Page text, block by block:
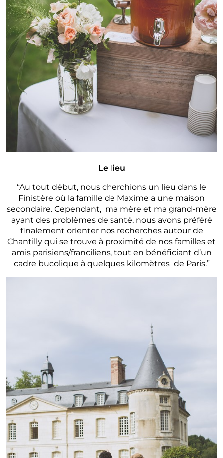
Le lieu
“Au tout début, nous cherchions un lieu dans le
Finistère où la famille de Maxime a une maison
secondaire. Cependant, ma mère et ma grand-mère
ayant des problèmes de santé, nous avons préféré
finalement orienter nos recherches autour de
Chantilly qui se trouve à proximité de nos familles et
amis parisiens/franciliens, tout en bénéficiant d’un
cadre bucolique à quelques kilomètres de Paris.”